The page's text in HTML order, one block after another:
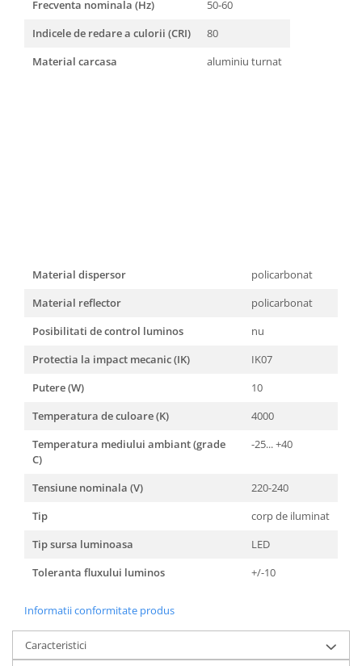
Frecventa nominala (Hz)
50-60
Indicele de redare a culorii (CRI)
80
Material carcasa
aluminiu turnat
Material dispersor
policarbonat
Material reflector
policarbonat
Posibilitati de control luminos
nu
Protectia la impact mecanic (IK)
IK07
Putere (W)
10
Temperatura de culoare (K)
4000
Temperatura mediului ambiant (grade
C)
-25... +40
Tensiune nominala (V)
220-240
Tip
corp de iluminat
Tip sursa luminoasa
LED
Toleranta fluxului luminos
+/-10
Informatii conformitate produs
Caracteristici